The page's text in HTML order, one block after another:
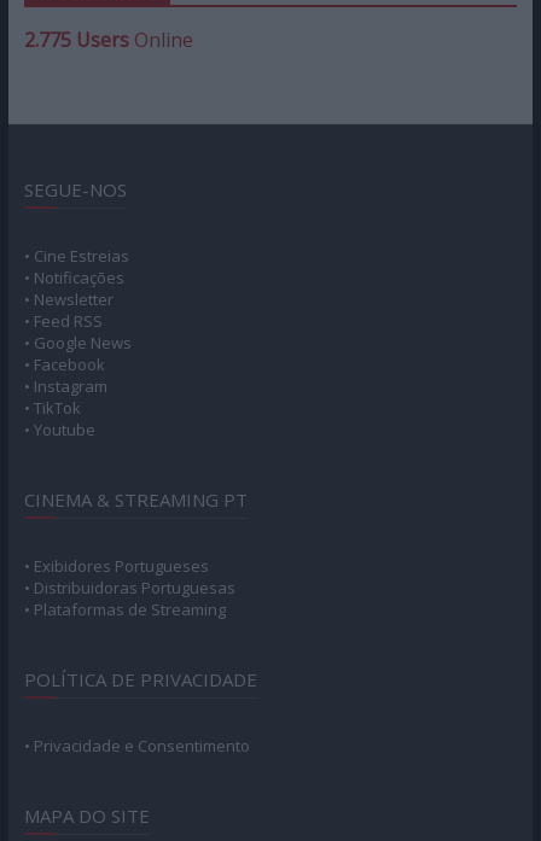
2.775 UsersOnline
SEGUE-NOS
• Cine Estreias
• Notificações
• Newsletter
• Feed RSS
• Google News
• Facebook
• Instagram
• TikTok
• Youtube
CINEMA & STREAMING PT
• Exibidores Portugueses
• Distribuidoras Portuguesas
• Plataformas de Streaming
POLÍTICA DE PRIVACIDADE
• Privacidade e Consentimento
MAPA DO SITE